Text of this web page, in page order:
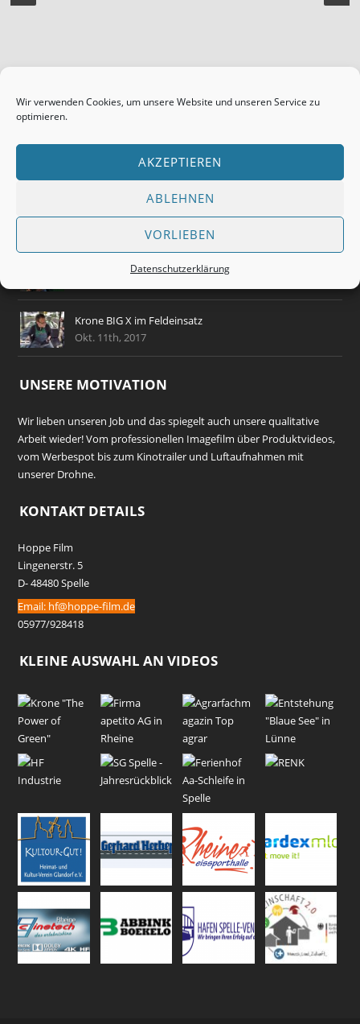
Wir verwenden Cookies, um unsere Website und unseren Service zu
optimieren.
AKZEPTIEREN
ABLEHNEN
VORLIEBEN
Datenschutzerklärung
Personen-Fahndung mit falschem Foto
Krone BIG X im Feldeinsatz
Okt. 11th, 2017
UNSERE MOTIVATION
Wir lieben unseren Job und das spiegelt auch unsere qualitative
Arbeit wieder! Vom professionellen Imagefilm über Produktvideos,
vom Werbespot bis zum Kinotrailer und Luftaufnahmen mit
unserer Drohne.
KONTAKT DETAILS
Hoppe Film
Lingenerstr. 5
D- 48480 Spelle
Email: hf@hoppe-film.de
05977/928418
KLEINE AUSWAHL AN VIDEOS